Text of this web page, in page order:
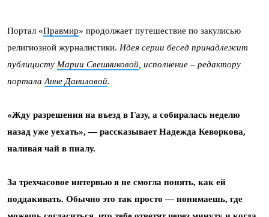
Портал «Правмир» продолжает путешествие по закулисью
религиозной журналистики. Идея серии бесед принадлежит
публицисту Марии Свешниковой , исполнение – редактору
портала Анне Даниловой.
«Жду разрешения на въезд в Газу, а собиралась неделю
назад уже уехать», — рассказывает Надежда Кеворкова,
наливая чай в пиалу.
За трехчасовое интервью я не смогла понять, как ей
поддакивать. Обычно это так просто — понимаешь, где